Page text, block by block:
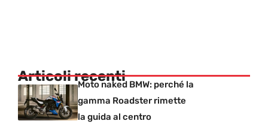
Articoli recentiMoto naked BMW: perché la
gamma Roadster rimette
la guida al centro